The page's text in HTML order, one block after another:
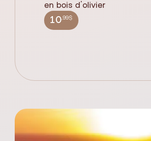
en bois d'olivier
10,99$